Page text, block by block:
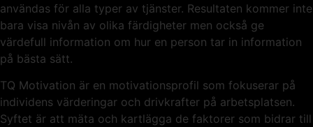
användas för alla typer av tjänster. Resultaten kommer inte
bara visa nivån av olika färdigheter men också ge
värdefull information om hur en person tar in information
på bästa sätt.
TQ Motivation är en motivationsprofil som fokuserar på
individens värderingar och drivkrafter på arbetsplatsen.
Syftet är att mäta och kartlägga de faktorer som bidrar till